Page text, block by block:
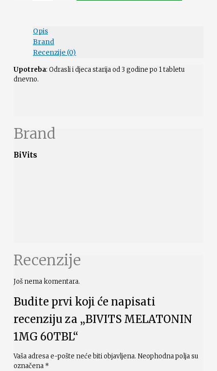
Opis
Brand
Recenzije (0)
Upotreba: Odrasli i djeca starija od 3 godine po 1 tabletu
dnevno.
Brand
BiVits
Recenzije
Još nema komentara.
Budite prvi koji će napisati
recenziju za „BIVITS MELATONIN
1MG 60TBL“
Vaša adresa e-pošte neće biti objavljena. Neophodna polja su
označena *